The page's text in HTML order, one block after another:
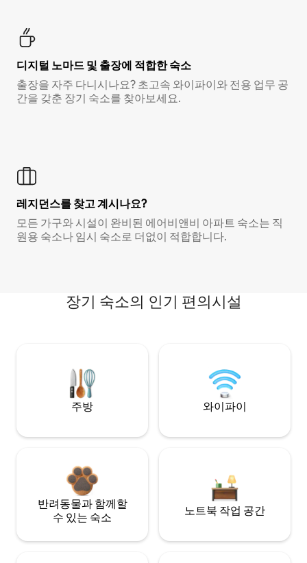
디지털 노마드 및 출장에 적합한 숙소
출장을 자주 다니시나요? 초고속 와이파이와 전용 업무 공
간을 갖춘 장기 숙소를 찾아보세요.
레지던스를 찾고 계시나요?
모든 가구와 시설이 완비된 에어비앤비 아파트 숙소는 직
원용 숙소나 임시 숙소로 더없이 적합합니다.
장기 숙소의 인기 편의시설
주방 와이파이
반려동물과 함께할
수 있는 숙소
노트북 작업 공간